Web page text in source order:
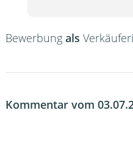
Bewerbung als
Kommentar vom